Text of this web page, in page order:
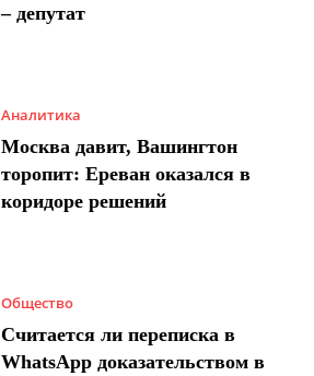
– депутат
Аналитика
Москва давит, Вашингтон
торопит: Ереван оказался в
коридоре решений
Общество
Считается ли переписка в
WhatsApp доказательством в